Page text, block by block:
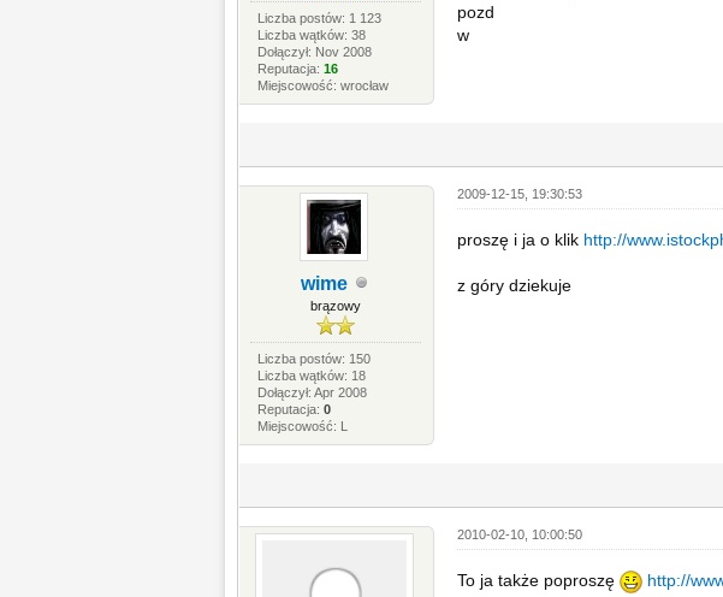
Liczba postów: 1 123
Liczba wątków: 38
Dołączył: Nov 2008
Reputacja:16
Miejscowość: wrocław
pozd
w
wime
brązowy
Liczba postów: 150
Liczba wątków: 18
Dołączył: Apr 2008
Reputacja:0
Miejscowość: L
2009-12-15, 19:30:53
proszę i ja o klik http://
z góry dziekuje
2010-02-10, 10:00:50
To ja także poproszę http://